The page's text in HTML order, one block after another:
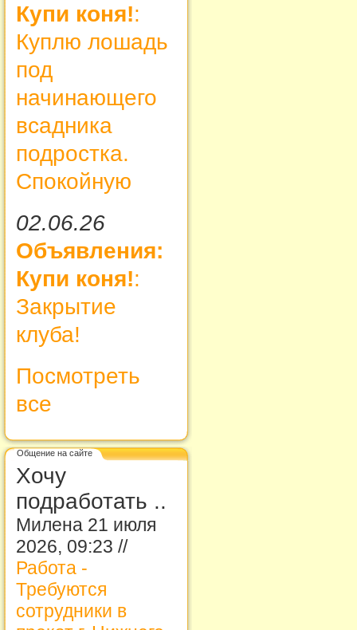
Купи коня!:
Куплю лошадь
под
начинающего
всадника
подростка.
Спокойную
02.06.26
Объявления:
Купи коня!:
Закрытие
клуба!
Посмотреть
все
Общение на сайте
Хочу
подработать ..
Милена 21 июля
2026, 09:23 //
Работа -
Требуются
сотрудники в